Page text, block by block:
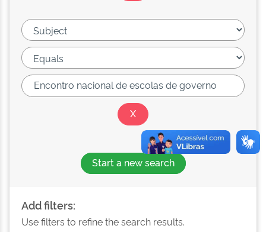
Start a new search
Add filters:
Use filters to refine the search results.